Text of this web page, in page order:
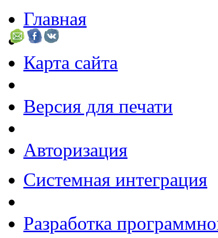
Главная
Карта сайта
Версия для печати
Авторизация
Системная интеграция
Разработка